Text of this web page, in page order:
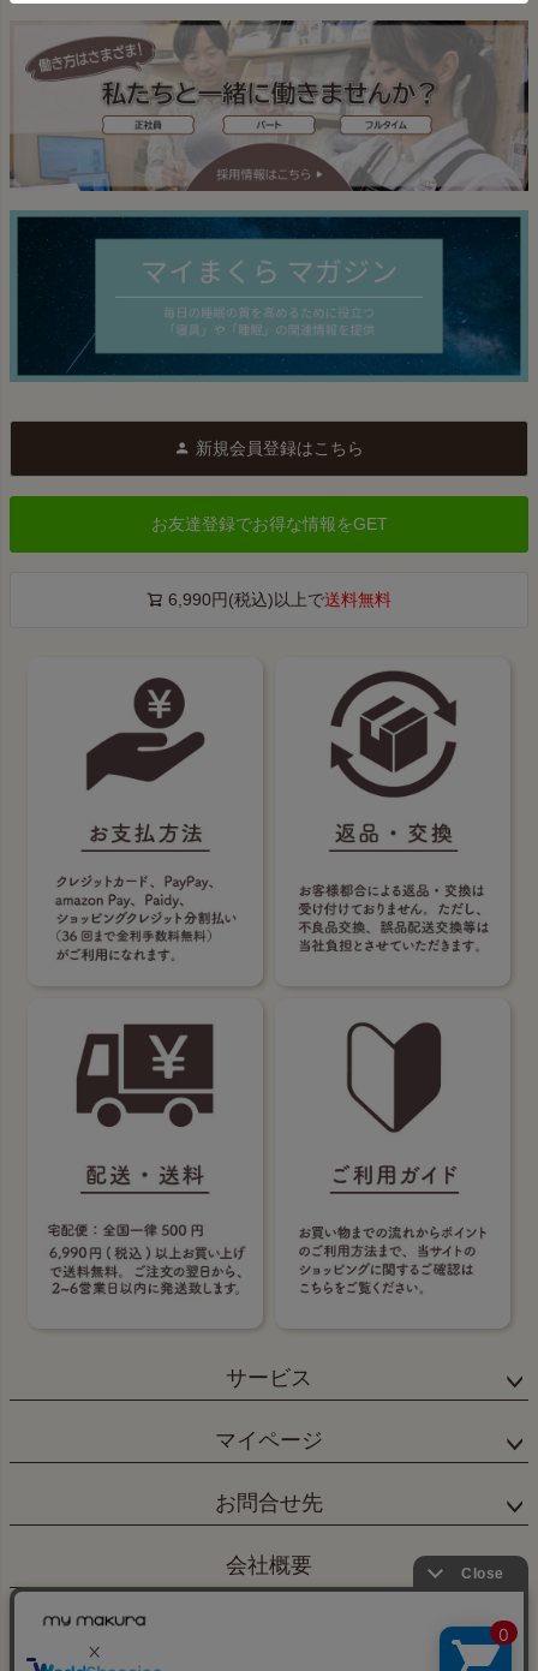
新規会員登録はこちら
お友達登録でお得な情報をGET
6,990円(税込)以上で送料無料
サービス
マイページ
お問合せ先
会社概要
×